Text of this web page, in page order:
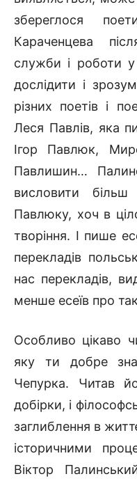
збереглося
Караченцева
служби і роботи у
дослідити і
різних поетів і
Леся Павлів, яка
Ігор Павлюк,
Павлишин…
висловити більш
Павлюку, хоч в
творіння. І пише
перекладів
нас перекладів,
менше есеїв про
Особливо цікаво
яку ти добре
Чепурка. Читав
добірки, і
заглиблення в
історичними
Віктор